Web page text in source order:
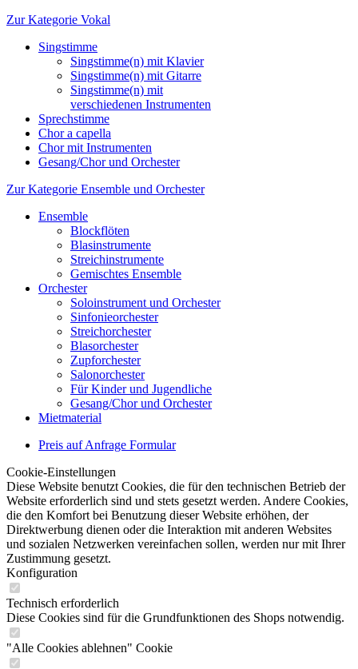
Zur Kategorie Vokal
Singstimme
Singstimme(n) mit Klavier
Singstimme(n) mit Gitarre
Singstimme(n) mit
verschiedenen Instrumenten
Sprechstimme
Chor a capella
Chor mit Instrumenten
Gesang/Chor und Orchester
Zur Kategorie Ensemble und Orchester
Ensemble
Blockflöten
Blasinstrumente
Streichinstrumente
Gemischtes Ensemble
Orchester
Soloinstrument und Orchester
Sinfonieorchester
Streichorchester
Blasorchester
Zupforchester
Salonorchester
Für Kinder und Jugendliche
Gesang/Chor und Orchester
Mietmaterial
Preis auf Anfrage Formular
Cookie-Einstellungen
Diese Website benutzt Cookies, die für den technischen Betrieb der
Website erforderlich sind und stets gesetzt werden. Andere Cookies,
die den Komfort bei Benutzung dieser Website erhöhen, der
Direktwerbung dienen oder die Interaktion mit anderen Websites
und sozialen Netzwerken vereinfachen sollen, werden nur mit Ihrer
Zustimmung gesetzt.
Konfiguration
Technisch erforderlich
Diese Cookies sind für die Grundfunktionen des Shops notwendig.
"Alle Cookies ablehnen" Cookie